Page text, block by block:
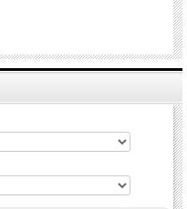
発ポリウレタンは、
異なる場合があります。ご理解の